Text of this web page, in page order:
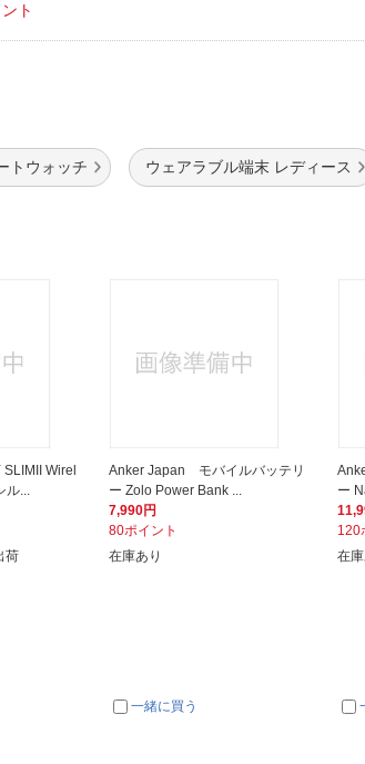
ト
トウォッチ ウェアラブル端末 レディース
Wirel
ル...
荷
Anker Japan モバイルバッテリ
ー Zolo Power Bank ...
7,990円
80ポイント
在庫あり
一緒に買う
ー
120
在庫